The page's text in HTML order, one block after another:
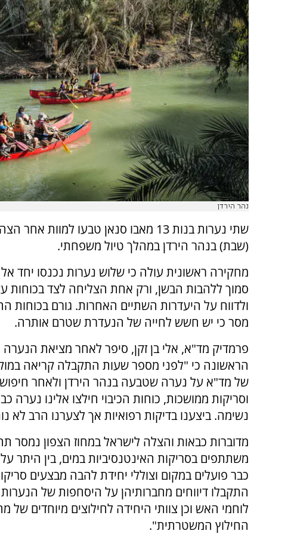
נהר הירדן
שתי נערות בנות 13 מאבו סנאן טבעו למוות אחר
(שבת) בנהר הירדן במהלך טיול משפחתי.
מחקירה ראשונית עולה כי שלוש נערות נכנסו יחד
סמוך ללהבות הבשן, ורק אחת הצליחה לצד בכוחות
ולדווח על היעדרות השתיים האחרות. גורם בכוחות
מסר כי יש חשש לחייה של הנעדרת שטרם אותרה.
פרמדיק מד"א, אלי בן זקן, סיפר לאחר מציאת הנערה
של מד"א על נערה שטבעה בנהר הירדן ולאחר
נשימה. ביצענו בדיקות רפואיות אך לצערנו הרב לא
מדוברות כבאות והצלה לישראל במחוז הצפון נמסר
התקבלו דיווחים מחברותיהן על היסחפות של
לוחמי האש וכן צוותי היחידה לחילוצים מיוחדים של
החילוץ המשטרתית".